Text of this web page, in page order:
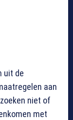
uit de
aan
niet of
met